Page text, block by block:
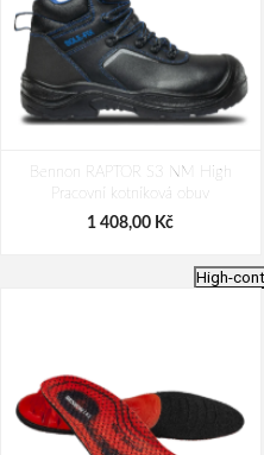
Bennon RAPTOR S3 NM High
Pracovní kotníková obuv
1 408,00 Kč
High-